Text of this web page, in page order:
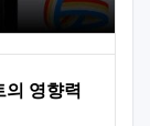
의 영향력